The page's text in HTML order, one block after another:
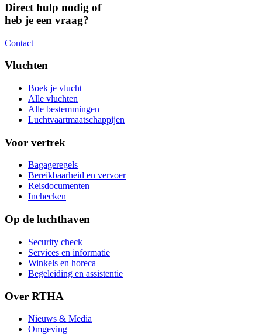
Direct hulp nodig of
heb je een vraag?
Contact
Vluchten
Boek je vlucht
Alle vluchten
Alle bestemmingen
Luchtvaartmaatschappijen
Voor vertrek
Bagageregels
Bereikbaarheid en vervoer
Reisdocumenten
Inchecken
Op de luchthaven
Security check
Services en informatie
Winkels en horeca
Begeleiding en assistentie
Over RTHA
Nieuws & Media
Omgeving